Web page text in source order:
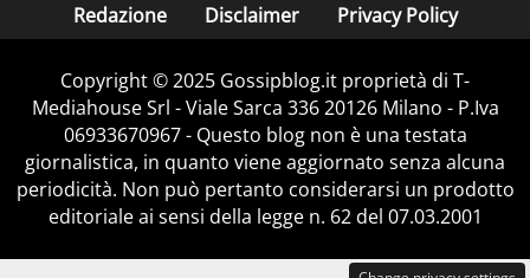
Redazione Disclaimer Privacy Policy
Copyright © 2025 Gossipblog.it proprietà di T-
Mediahouse Srl - Viale Sarca 336 20126 Milano - P.Iva
06933670967 - Questo blog non è una testata
giornalistica, in quanto viene aggiornato senza alcuna
periodicità. Non può pertanto considerarsi un prodotto
editoriale ai sensi della legge n. 62 del 07.03.2001